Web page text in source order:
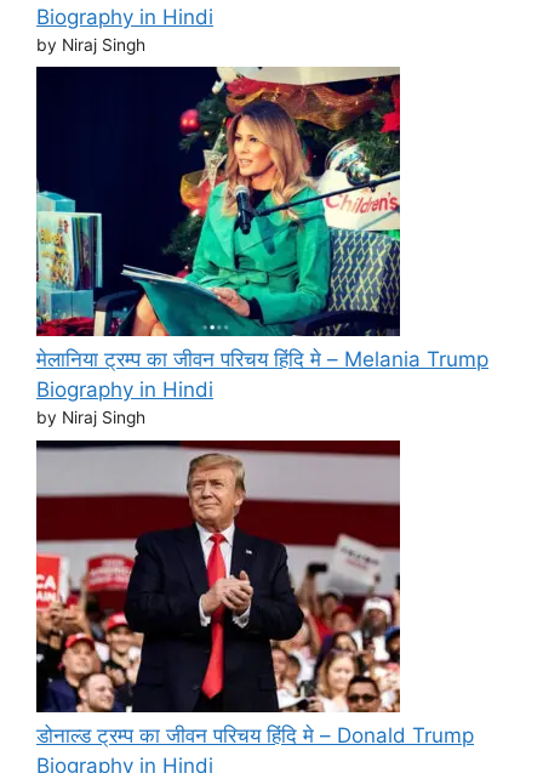
Biography in Hindi
by Niraj Singh
मेलानिया ट्रम्प का जीवन परिचय हिंदि मे – Melania Trump
Biography in Hindi
by Niraj Singh
डोनाल्ड ट्रम्प का जीवन परिचय हिंदि मे – Donald Trump
Biography in Hindi